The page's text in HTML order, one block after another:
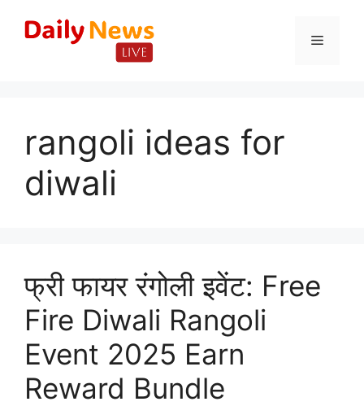
Menu
rangoli ideas for
diwali
फ्री फायर रंगोली इवेंट: Free
Fire Diwali Rangoli
Event 2025 Earn
Reward Bundle